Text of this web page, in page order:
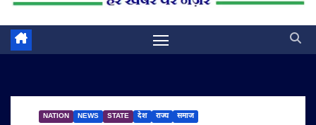
NATION NEWS STATE देश राज्य समाज